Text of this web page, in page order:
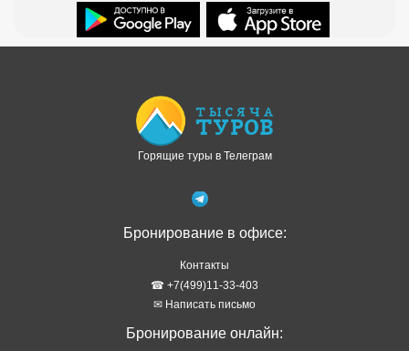
Горящие туры в Телеграм
Бронирование в офисе:
Контакты
☎ +7(499)11-33-403
✉ Написать письмо
Бронирование онлайн: